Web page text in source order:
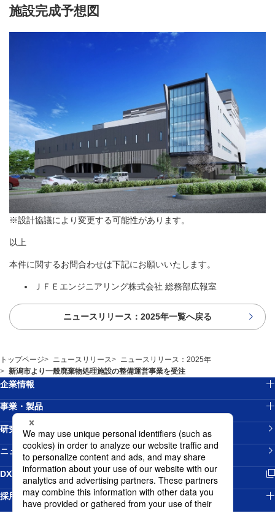
施設完成予想図
※設計協議により変更する可能性があります。
以上
本件に関するお問合わせは下記にお願いいたします。
ＪＦＥエンジニアリング株式会社 総務部広報室
ニュースリリース：2025年一覧へ戻る
トップページ ニュースリリース
ニュースリリース：2025年
新潟市より一般廃棄物処理施設の整備運営事業を受注
企業情報
事業・製品
研究開発
ニュースリリース
DX戦略新規ウィンドウを開きます
採用情報